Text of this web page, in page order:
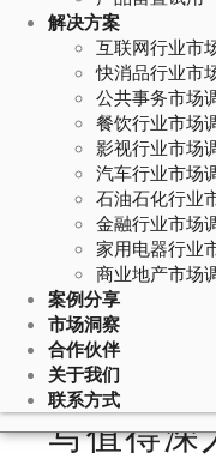
解决方案
互联网行业市
快消品行业市
公共事务市场
餐饮行业市场
影视行业市场
汽车行业市场
石油石化行业
金融行业市场
家用电器行业
商业地产市场
案例分享
市场洞察
合作伙伴
关于我们
联系方式
竞品分析报
为什么竞
写值得深